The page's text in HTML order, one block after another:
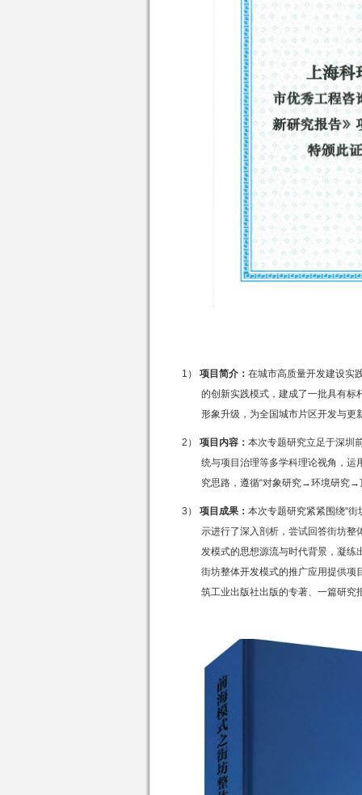
1） 项目简介： 在城市高质量开发建设实
的创新实践模式，建成了一批具有标
形象升级，为全国城市片区开发与更
2） 项目内容： 本次专题研究立足于深圳
统与项目治理等多学科理论视角，运
究思路，遵循“对象研究→环境研究→
3） 项目成果： 本次专题研究紧紧围绕“
示进行了深入剖析，尝试回答街坊整
发模式的思想源流与时代背景，凝练
街坊整体开发模式的推广应用提供项
筑工业出版社出版的专著、一篇研究